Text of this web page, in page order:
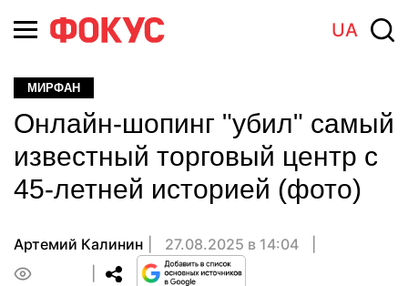
UA
МИРФАН
Онлайн-шопинг "убил" самый
известный торговый центр с
45-летней историей (фото)
Артемий Калинин
27.08.2025 в 14:04